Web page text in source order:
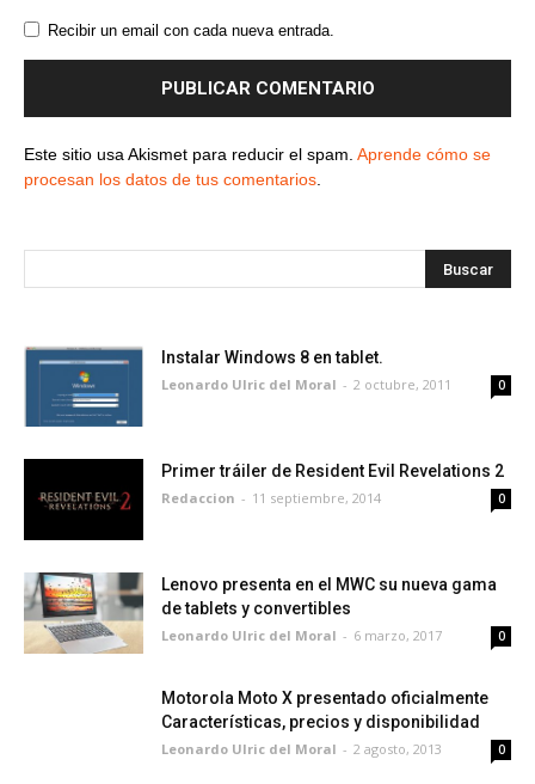
Recibir un email con cada nueva entrada.
Este sitio usa Akismet para reducir el spam. Aprende cómo se
procesan los datos de tus comentarios
Instalar Windows 8 en tablet.
Leonardo Ulric del Moral - 2 octubre, 2011 0
Primer tráiler de Resident Evil Revelations 2
Redaccion - 11 septiembre, 2014 0
Lenovo presenta en el MWC su nueva gama
de tablets y convertibles
Leonardo Ulric del Moral - 6 marzo, 2017 0
Motorola Moto X presentado oficialmente
Características, precios y disponibilidad
Leonardo Ulric del Moral - 2 agosto, 2013 0